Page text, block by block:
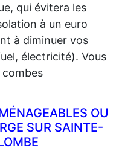
qui évitera les
à un euro
à diminuer vos
électricité). Vous
OU
SUR SAINTE-